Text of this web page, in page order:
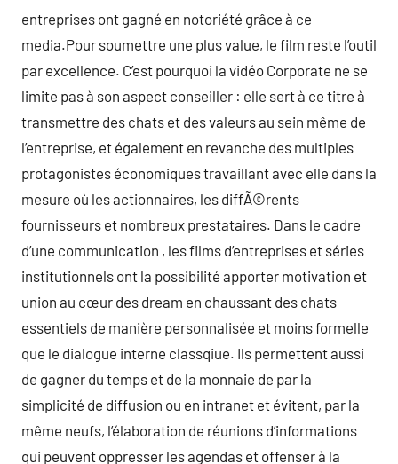
entreprises ont gagné en notoriété grâce à ce
media.Pour soumettre une plus value, le film reste l’outil
par excellence. C’est pourquoi la vidéo Corporate ne se
limite pas à son aspect conseiller : elle sert à ce titre à
transmettre des chats et des valeurs au sein même de
l’entreprise, et également en revanche des multiples
protagonistes économiques travaillant avec elle dans la
mesure où les actionnaires, les diffÃ©rents
fournisseurs et nombreux prestataires. Dans le cadre
d’une communication , les films d’entreprises et séries
institutionnels ont la possibilité apporter motivation et
union au cœur des dream en chaussant des chats
essentiels de manière personnalisée et moins formelle
que le dialogue interne classqiue. Ils permettent aussi
de gagner du temps et de la monnaie de par la
simplicité de diffusion ou en intranet et évitent, par la
même neufs, l’élaboration de réunions d’informations
qui peuvent oppresser les agendas et offenser à la